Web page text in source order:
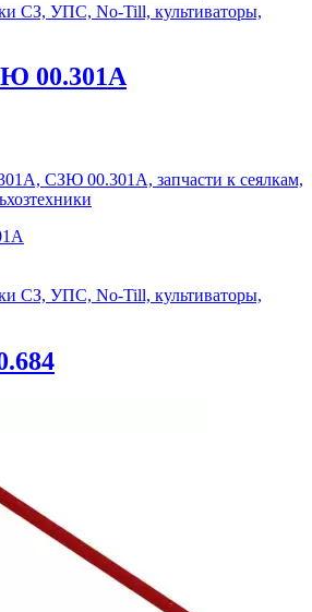
СЗ, УПС, No-Till, культиваторы,
00.301А
СЗЮ 00.301А, запчасти к сеялкам,
СЗ, УПС, No-Till, культиваторы,